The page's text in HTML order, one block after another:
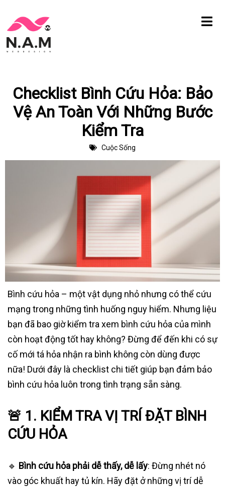
Chuyển
tới
Checklist Bình Cứu Hỏa: Bảo
Vệ An Toàn Với Những Bước
Kiểm Tra
Cuộc Sống
Bình cứu hỏa – một vật dụng nhỏ nhưng có thể cứu
mạng trong những tình huống nguy hiểm. Nhưng liệu
bạn đã bao giờ kiểm tra xem bình cứu hỏa của mình
còn hoạt động tốt hay không? Đừng để đến khi có sự
cố mới tá hỏa nhận ra bình không còn dùng được
nữa! Dưới đây là checklist chi tiết giúp bạn đảm bảo
bình cứu hỏa luôn trong tình trạng sẵn sàng.
🚨 1. KIỂM TRA VỊ TRÍ ĐẶT BÌNH
CỨU HỎA
🔹 Bình cứu hỏa phải dễ thấy, dễ lấy: Đừng nhét nó
vào góc khuất hay tủ kín. Hãy đặt ở những vị trí dễ